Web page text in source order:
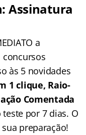
Assinatura
a
às 5 novidades
1 clique, Raio-
Comentada
teste por 7 dias. O
preparação!